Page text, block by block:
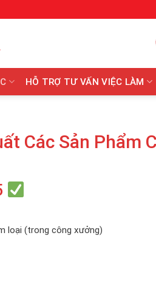
HỖ TRỢ TƯ VẤN VIỆC LÀM
Các Sản Phẩm
loại (trong công xưởng)